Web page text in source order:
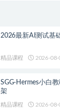
2026最新AI测试基
精品课程 2026-08-
SGG-Hermes小白
架
精品课程 2026-08-